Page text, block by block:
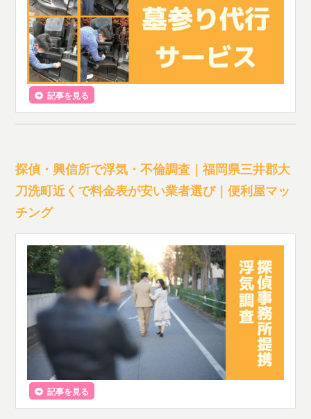
記事を見る
探偵・興信所で浮気・不倫調査｜福岡県三井郡大
刀洗町近くで料金表が安い業者選び｜便利屋マッ
チング
記事を見る